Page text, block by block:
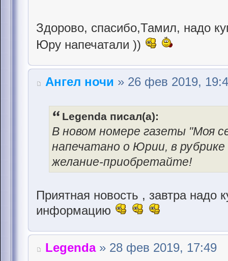
Здорово, спасибо,Тамил, надо
Юру напечатали ))
Ангел ночи » 26 фев 2019,
Legenda писал(а):
В новом номере газеты "Моя
напечатано о Юрии, в
желание-приобретайте!
Приятная новость , завтра надо
информацию
Legenda» 28 фев 2019, 17:49